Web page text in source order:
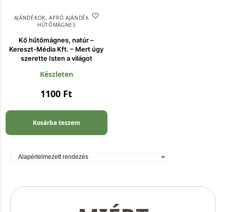
AJÁNDÉKOK,APRÓ AJÁNDÉKOK,
HŰTŐMÁGNES
Kő hűtőmágnes, natúr –
Kereszt-Média Kft. – Mert úgy
szerette Isten a világot
Készleten
1100 Ft
Kosárba teszem